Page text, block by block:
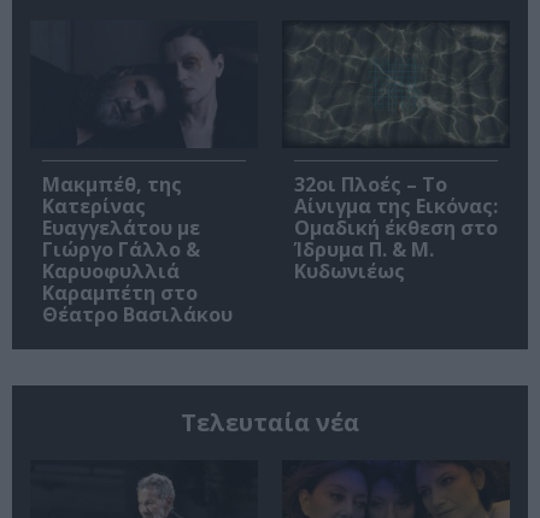
Μακμπέθ, της
Κατερίνας
Ευαγγελάτου με
Γιώργο Γάλλο &
Καρυοφυλλιά
Καραμπέτη στο
Θέατρο Βασιλάκου
32οι Πλοές – Το
Αίνιγμα της Εικόνας:
Ομαδική έκθεση στο
Ίδρυμα Π. & Μ.
Κυδωνιέως
Τελευταία νέα